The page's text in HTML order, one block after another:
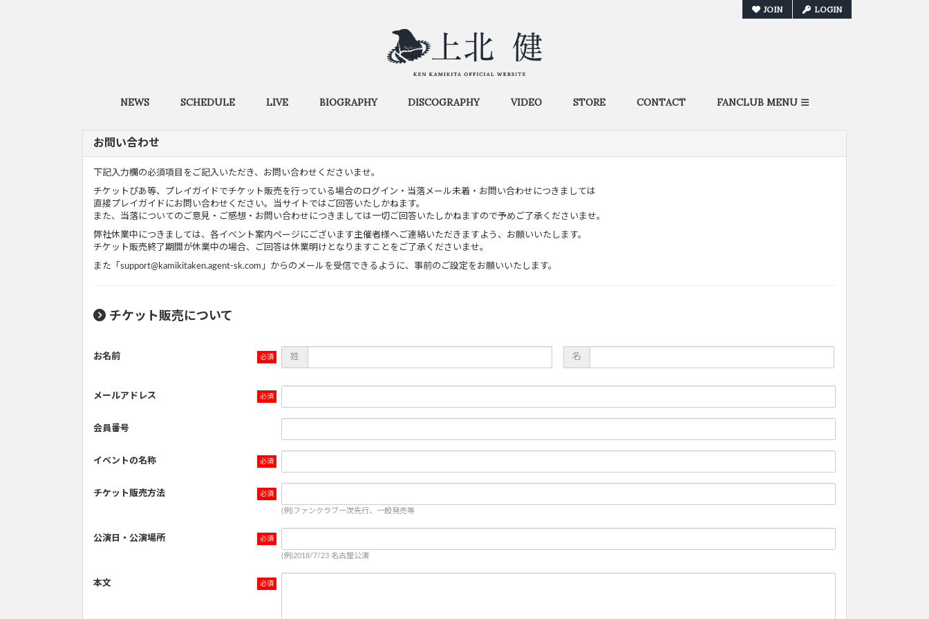
NEWS SCHEDULE LIVE BIOGRAPHY DISCOGRAPHY VIDEO STORE CONTACT FANCLUB MENU
JOIN LOGIN
お問い合わせ
下記入力欄の必須項目をご記入いただき、お問い合わせくださいませ。
チケットぴあ等、プレイガイドでチケット販売を行っている場合のログイン・当落メール未着・お問い合わせにつきましては
直接プレイガイドにお問い合わせください。当サイトではご回答いたしかねます。
また、当落についてのご意見・ご感想・お問い合わせにつきましては一切ご回答いたしかねますので予めご了承くださいませ。
弊社休業中につきましては、各イベント案内ページにございます主催者様へご連絡いただきますよう、お願いいたします。
チケット販売終了期間が休業中の場合、ご回答は休業明けとなりますことをご了承くださいませ。
また「support@kamikitaken.agent-sk.com」からのメールを受信できるように、事前のご設定をお願いいたします。
チケット販売について
お名前 姓 名
メールアドレス
会員番号
イベントの名称
チケット販売方法
(例)ファンクラブ一次先行、一般発売等
公演日・公演場所
(例)2018/7/23 名古屋公演
本文